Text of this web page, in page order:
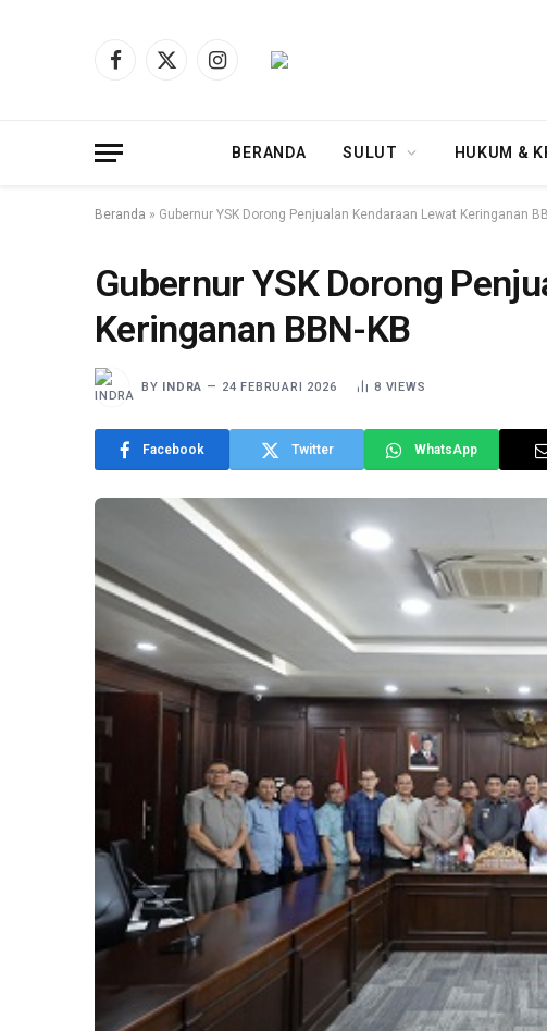
Facebook
X
Instagram
BERANDA SULUT HUKUM &
Beranda » Gubernur YSK Dorong Penjualan Kendaraan Lewat Keringanan
Gubernur YSK Dorong
Keringanan BBN-KB
BY INDRA 24 FEBRUARI 2026 8 VIEWS
Facebook Twitter WhatsApp